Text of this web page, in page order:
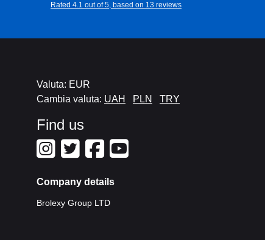
Rated 4.1 out of 5, based on 13 reviews
Valuta: EUR
Cambia valuta: UAH PLN TRY
Find us
Company details
Brolexy Group LTD